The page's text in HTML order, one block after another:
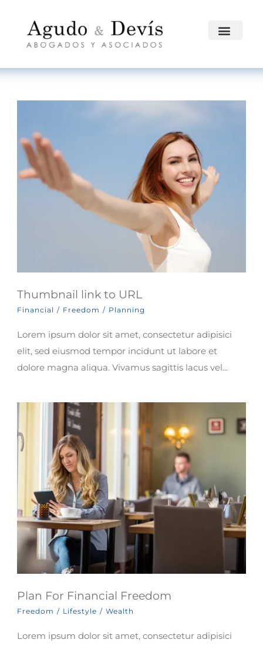
Thumbnail link to URL
Financial / Freedom / Planning
Lorem ipsum dolor sit amet, consectetur adipisici
elit, sed eiusmod tempor incidunt ut labore et
dolore magna aliqua. Vivamus sagittis lacus vel...
Plan For Financial Freedom
Freedom / Lifestyle / Wealth
Lorem ipsum dolor sit amet, consectetur adipisici